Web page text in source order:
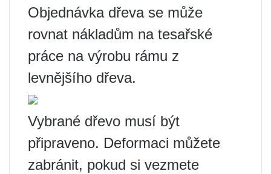
Objednávka dřeva se může
rovnat nákladům na tesařské
práce na výrobu rámu z
levnějšího dřeva.
Vybrané dřevo musí být
připraveno. Deformaci můžete
zabránit, pokud si vezmete